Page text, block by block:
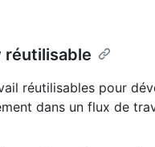
réutilisable
réutilisables pour
dans un flux de